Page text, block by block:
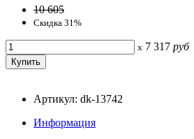
10 605
Скидка 31%
x 7 317 руб
Артикул: dk-13742
Информация